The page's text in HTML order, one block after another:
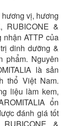
vị, hương
RUBICONE &
nhận ATTP của
dinh dưỡng &
phẩm. Nguyên
là sản
thổ Việt Nam.
liệu làm kem,
ổn
đánh giá tốt